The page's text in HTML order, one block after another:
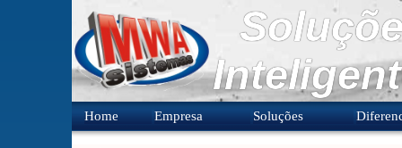
Home Empresa Soluções